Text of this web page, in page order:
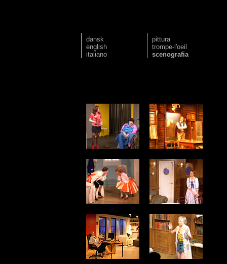
dansk
english
italiano
pittura
trompe-l'oeil
scenografia